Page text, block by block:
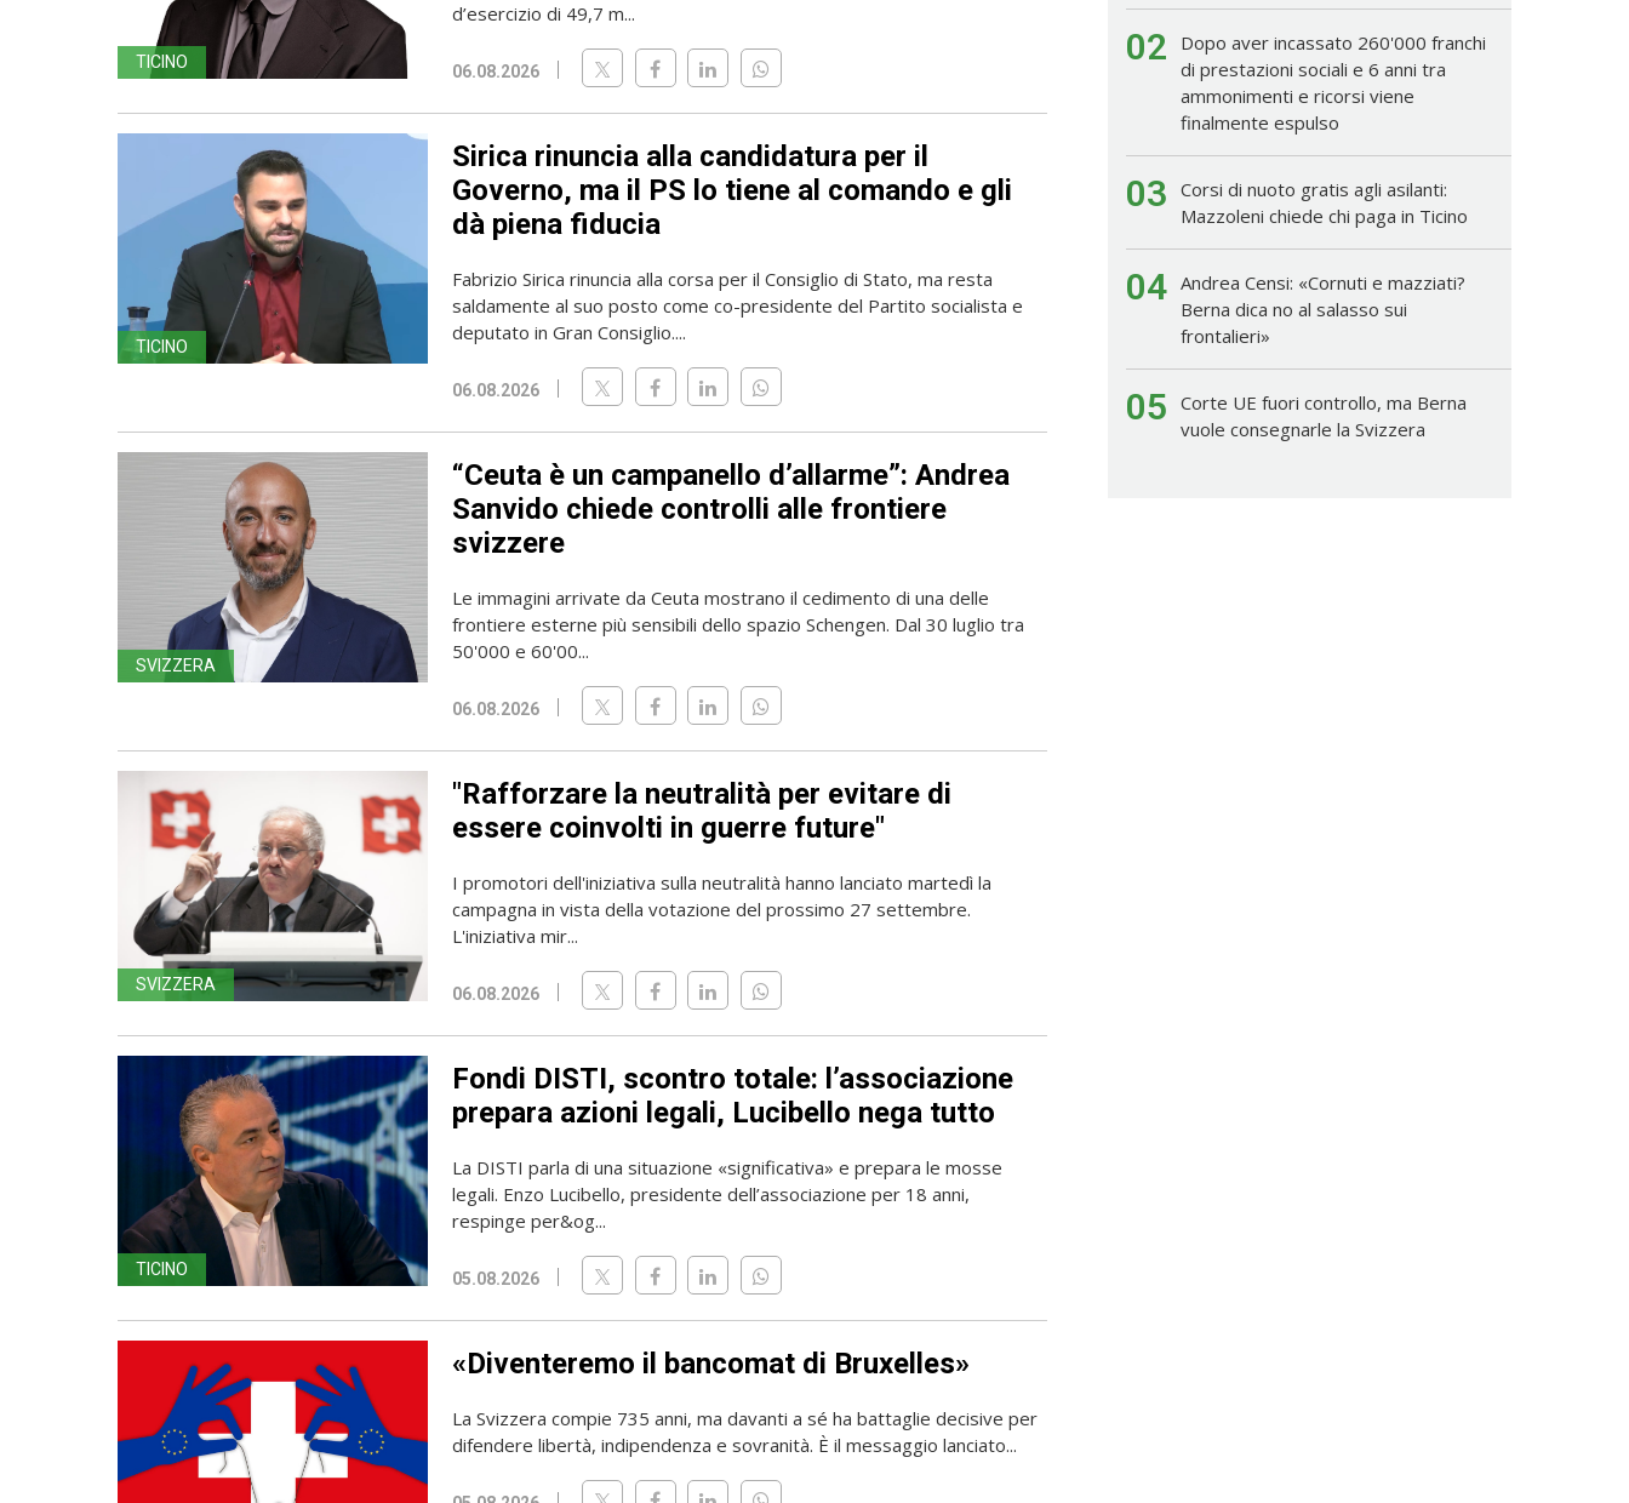
TICINO
d’esercizio di 49,7 m...
06.08.2026
TICINO
Sirica rinuncia alla candidatura per il
Governo, ma il PS lo tiene al comando e gli
dà piena fiducia
Fabrizio Sirica rinuncia alla corsa per il Consiglio di Stato, ma resta
saldamente al suo posto come co-presidente del Partito socialista e
deputato in Gran Consiglio....
06.08.2026
SVIZZERA
“Ceuta è un campanello d’allarme”: Andrea
Sanvido chiede controlli alle frontiere
svizzere
Le immagini arrivate da Ceuta mostrano il cedimento di una delle
frontiere esterne più sensibili dello spazio Schengen. Dal 30 luglio tra
50'000 e 60'00...
06.08.2026
SVIZZERA
"Rafforzare la neutralità per evitare di
essere coinvolti in guerre future"
I promotori dell'iniziativa sulla neutralità hanno lanciato martedì la
campagna in vista della votazione del prossimo 27 settembre.
L'iniziativa mir...
06.08.2026
TICINO
Fondi DISTI, scontro totale: l’associazione
prepara azioni legali, Lucibello nega tutto
La DISTI parla di una situazione «significativa» e prepara le mosse
legali. Enzo Lucibello, presidente dell’associazione per 18 anni,
respinge per&og...
05.08.2026
«Diventeremo il bancomat di Bruxelles»
La Svizzera compie 735 anni, ma davanti a sé ha battaglie decisive per
difendere libertà, indipendenza e sovranità. È il messaggio lanciato...
02
Dopo aver incassato 260'000 franchi
di prestazioni sociali e 6 anni tra
ammonimenti e ricorsi viene
finalmente espulso
03 Corsi di nuoto gratis agli asilanti:
Mazzoleni chiede chi paga in Ticino
04 Andrea Censi: «Cornuti e mazziati?
Berna dica no al salasso sui
frontalieri»
05 Corte UE fuori controllo, ma Berna
vuole consegnarle la Svizzera